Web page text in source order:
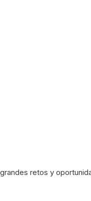
grandes retos y